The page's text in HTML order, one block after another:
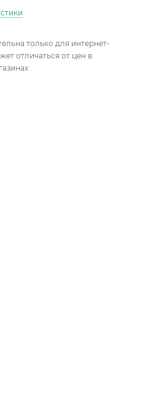
только для интернет-
отличаться от цен в